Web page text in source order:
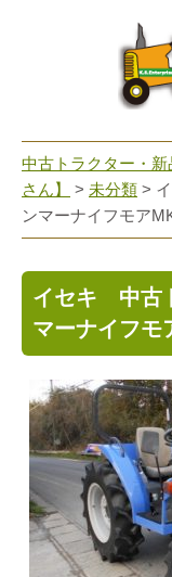
navigation
中古トラクター・
さん】
> 未分類 >
ンマーナイフモア
イセキ 中古
マーナイフモ